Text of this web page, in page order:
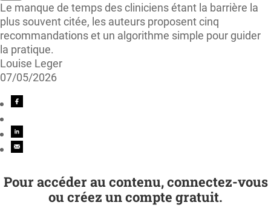
Le manque de temps des cliniciens étant la barrière la
plus souvent citée, les auteurs proposent cinq
recommandations et un algorithme simple pour guider
la pratique.
Louise Leger
07/05/2026
Pour accéder au contenu, connectez-vous
ou créez un compte gratuit.